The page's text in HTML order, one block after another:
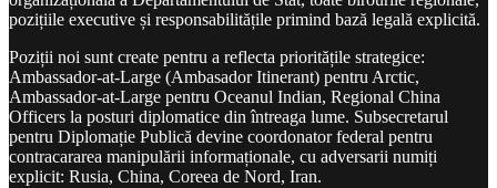
pozițiile executive și responsabilitățile primind bază legală explicită.
Poziții noi sunt create pentru a reflecta prioritățile strategice:
Ambassador-at-Large (Ambasador Itinerant) pentru Arctic,
Ambassador-at-Large pentru Oceanul Indian, Regional China
Officers la posturi diplomatice din întreaga lume. Subsecretarul
pentru Diplomație Publică devine coordonator federal pentru
contracararea manipulării informaționale, cu adversarii numiți
explicit: Rusia, China, Coreea de Nord, Iran.